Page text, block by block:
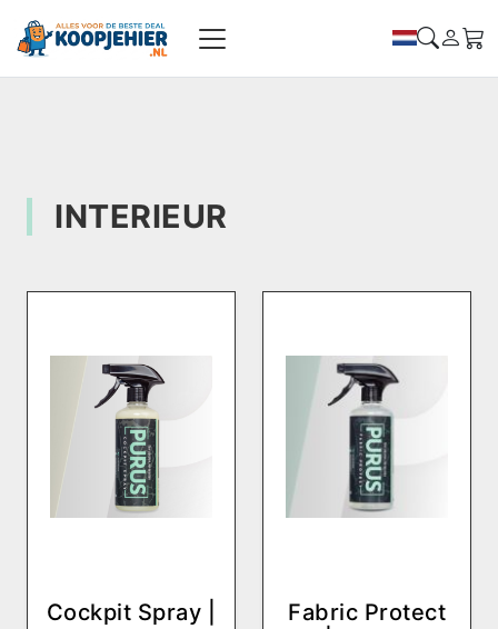
INTERIEUR
Cockpit Spray |
Fabric Protect